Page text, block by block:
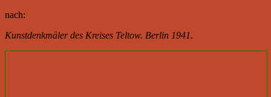
nach:
Kunstdenkmäler des Kreises Teltow. Berlin 1941.